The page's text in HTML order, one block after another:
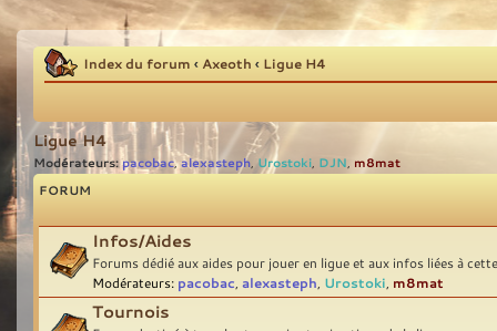
Index du forum ‹ Axeoth ‹ Ligue H4
Ligue H4
Modérateurs: pacobac,alexasteph,Urostoki, DJN, m8mat
FORUM
Infos/Aides
Forums dédié aux aides pour jouer en ligue et aux infos liées à
Modérateurs: pacobac alexasteph Urostoki m8mat
Tournois